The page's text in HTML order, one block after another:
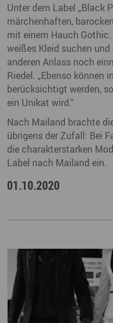
Unter dem Label „Black
märchenhaften,
mit einem Hauch Gothic.
weißes Kleid suchen
anderen Anlass noch
Riedel. „Ebenso können
berücksichtigt werden,
ein Unikat wird.“
Nach Mailand brachte
übrigens der Zufall: Bei
die charakterstarken
Label nach Mailand ein.
01.10.2020